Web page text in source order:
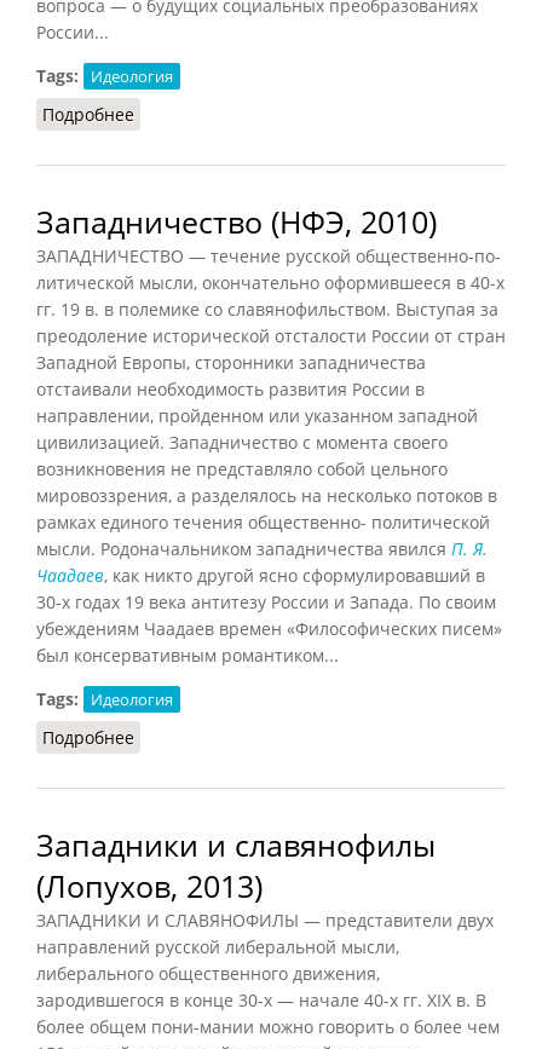
вопроса — о будущих социальных преобразованиях
России...
Tags:
Идеология
Подробнее
Западничество (НФЭ, 2010)
ЗАПАДНИЧЕСТВО — течение русской общественно-по-
литической мысли, окончательно оформившееся в 40-х
гг. 19 в. в полемике со славянофильством. Выступая за
преодоление исторической отсталости России от стран
Западной Европы, сторонники западничества
отстаивали необходимость развития России в
направлении, пройденном или указанном западной
цивилизацией. Западничество с момента своего
возникновения не представляло собой цельного
мировоззрения, а разделялось на несколько потоков в
рамках единого течения общественно- политической
мысли. Родоначальником западничества явился П. Я.
Чаадаев, как никто другой ясно сформулировавший в
30-х годах 19 века антитезу России и Запада. По своим
убеждениям Чаадаев времен «Философических писем»
был консервативным романтиком...
Tags:
Идеология
Подробнее
Западники и славянофилы
(Лопухов, 2013)
ЗАПАДНИКИ И СЛАВЯНОФИЛЫ — представители двух
направлений русской либеральной мысли,
либерального общественного движения,
зародившегося в конце 30-х — начале 40-х гг. XIX в. В
более общем пони-мании можно говорить о более чем